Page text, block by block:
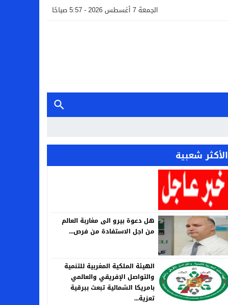
الجمعة 7 أغسطس 2026 - 5:57 صباحًا
الأكثر شعبية
هل دعوة بيرو الى مغاربة العالم
من اجل الاستفادة من فرص...
الهيئة الملكية المغربية للتنمية
والتواصل الإفريقي والعالمي
بامريكا الشمالية تبعث ببرقية
تعزية...